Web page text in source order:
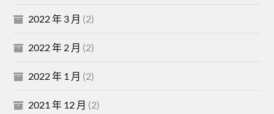
2022 年 3 月 (2)
2022 年 2 月 (2)
2022 年 1 月 (2)
2021 年 12 月 (2)